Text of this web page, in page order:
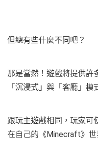
但總有些什麼不同吧？
那是當然！遊戲將提供許
「沉浸式」與「客廳」
跟玩主遊戲相同，玩家可
在自己的《Minecraft》世